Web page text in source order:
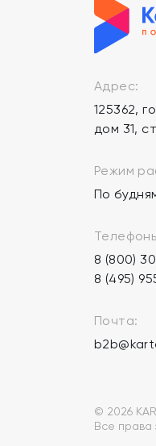
Адрес:
125362,
дом 31,
Режим
По
8 (800)
8 (495)
Почта:
© 2026
Все права